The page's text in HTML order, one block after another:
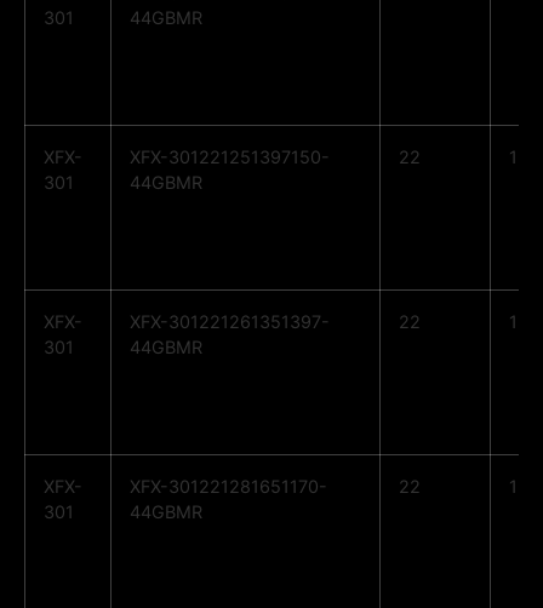
301
44GBMR
XFX-
301
XFX-301221251397150-
44GBMR
22 12
XFX-
301
XFX-301221261351397-
44GBMR
22 12
XFX-
301
XFX-301221281651170-
44GBMR
22 12